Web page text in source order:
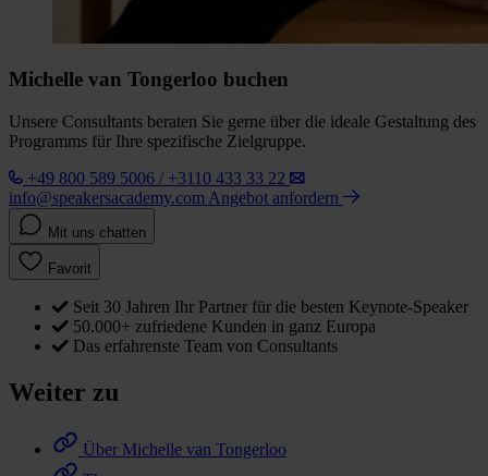
Michelle van Tongerloo buchen
Unsere Consultants beraten Sie gerne über die ideale Gestaltung des
Programms für Ihre spezifische Zielgruppe.
+49 800 589 5006 / +3110 433 33 22
info@speakersacademy.com Angebot anfordern
Mit uns chatten
Favorit
Seit 30 Jahren Ihr Partner für die besten Keynote-Speaker
50.000+ zufriedene Kunden in ganz Europa
Das erfahrenste Team von Consultants
Weiter zu
Über Michelle van Tongerloo